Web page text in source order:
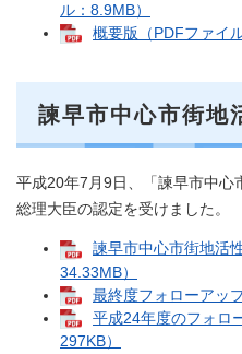
ル：8.9MB）
概要版（PDFファイ
諫早市中心市街地
平成20年7月9日、「諫早市中心
総理大臣の認定を受けました。
諫早市中心市街地活
34.33MB）
最終度フォローアッ
平成24年度のフォロ
297KB）